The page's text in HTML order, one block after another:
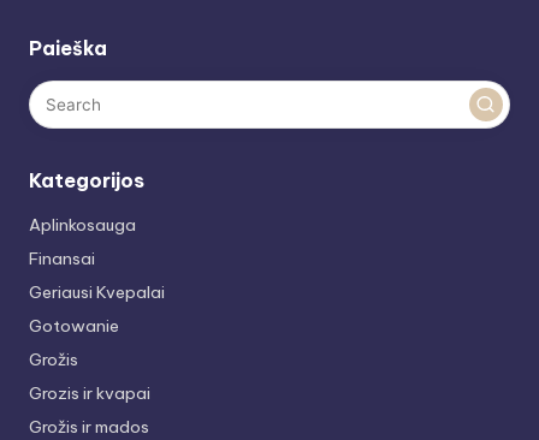
Paieška
Kategorijos
Aplinkosauga
Finansai
Geriausi Kvepalai
Gotowanie
Grožis
Grozis ir kvapai
Grožis ir mados